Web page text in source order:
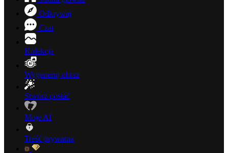
Odkrywaj
Czat
Kolekcja
Wygeneruj obraz
Stwórz postać
Moje AI
Treść prywatna